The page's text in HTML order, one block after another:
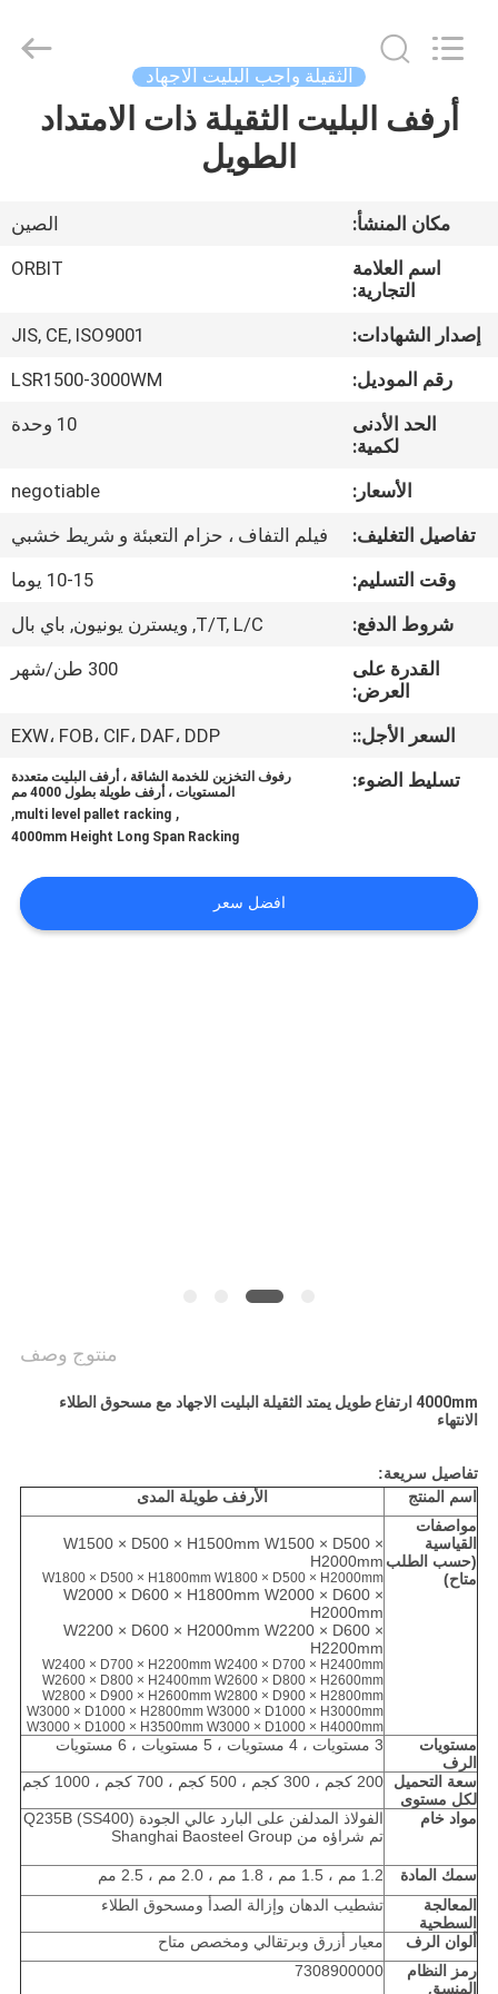
منزل،
منتجات
معلومات
عنا
جولة
المعمل
مراقبة
الجودة
اتصل
أخبار
خريطة
Products
الثقيلة واجب البليت الاجهاد
أرفف البليت الثقيلة ذات الامتداد
الطويل
مكان المنشأ:
الصين
اسم العلامة
التجارية:
ORBIT
إصدار الشهادات:
JIS, CE, ISO9001
رقم الموديل:
LSR1500-3000WM
الحد الأدنى
لكمية:
10 وحدة
الأسعار:
negotiable
تفاصيل التغليف:
فيلم التفاف ، حزام التعبئة و شريط خشبي
وقت التسليم:
10-15 يوما
شروط الدفع:
T/T, L/C, ويسترن يونيون, باي بال
القدرة على
العرض:
300 طن/شهر
السعر الأجل::
EXW، FOB، CIF، DAF، DDP
تسليط الضوء:
رفوف التخزين للخدمة الشاقة ، أرفف البليت متعددة
المستويات ، أرفف طويلة بطول 4000 مم
,
multi level pallet racking
,
4000mm Height Long Span Racking
افضل سعر
منتوج وصف
4000mm ارتفاع طويل يمتد الثقيلة البليت الاجهاد مع مسحوق الطلاء
الانتهاء
تفاصيل سريعة:
اسم المنتج
الأرفف طويلة المدى
مواصفات
القياسية
(حسب الطلب
متاح)
W1500 × D500 × H1500mm W1500 × D500 ×
H2000mm
W1800 × D500 × H1800mm W1800 × D500 × H2000mm
W2000 × D600 × H1800mm W2000 × D600 ×
H2000mm
W2200 × D600 × H2000mm W2200 × D600 ×
H2200mm
W2400 × D700 × H2200mm W2400 × D700 × H2400mm
W2600 × D800 × H2400mm W2600 × D800 × H2600mm
W2800 × D900 × H2600mm W2800 × D900 × H2800mm
W3000 × D1000 × H2800mm W3000 × D1000 × H3000mm
W3000 × D1000 × H3500mm W3000 × D1000 × H4000mm
مستويات
الرف
3 مستويات ، 4 مستويات ، 5 مستويات ، 6 مستويات
سعة التحميل
لكل مستوى
200 كجم ، 300 كجم ، 500 كجم ، 700 كجم ، 1000 كجم
مواد خام
الفولاذ المدلفن على البارد عالي الجودة Q235B (SS400)
تم شراؤه من Shanghai Baosteel Group
سمك المادة
1.2 مم ، 1.5 مم ، 1.8 مم ، 2.0 مم ، 2.5 مم
المعالجة
السطحية
تشطيب الدهان وإزالة الصدأ ومسحوق الطلاء
ألوان الرف
معيار أزرق وبرتقالي ومخصص متاح
رمز النظام
المنسق
7308900000